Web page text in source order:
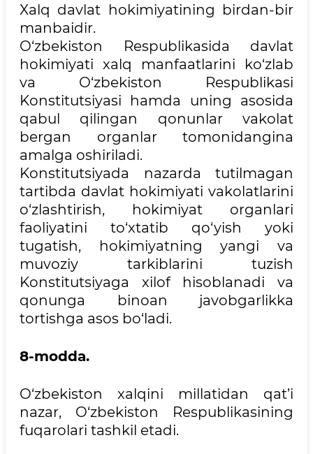
Xalq davlat hokimiyatining birdan-bir
manbaidir.
O‘zbekiston Respublikasida davlat
hokimiyati xalq manfaatlarini ko‘zlab
va O‘zbekiston Respublikasi
Konstitutsiyasi hamda uning asosida
qabul qilingan qonunlar vakolat
bergan organlar tomonidangina
amalga oshiriladi.
Konstitutsiyada nazarda tutilmagan
tartibda davlat hokimiyati vakolatlarini
o‘zlashtirish, hokimiyat organlari
faoliyatini to‘xtatib qo‘yish yoki
tugatish, hokimiyatning yangi va
muvoziy tarkiblarini tuzish
Konstitutsiyaga xilof hisoblanadi va
qonunga binoan javobgarlikka
tortishga asos bo‘ladi.
8-modda.
O‘zbekiston xalqini millatidan qat’i
nazar, O‘zbekiston Respublikasining
fuqarolari tashkil etadi.